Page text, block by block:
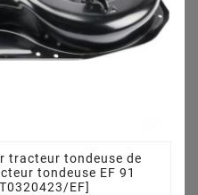
tracteur tondeuse de
tondeuse EF 91
EF]